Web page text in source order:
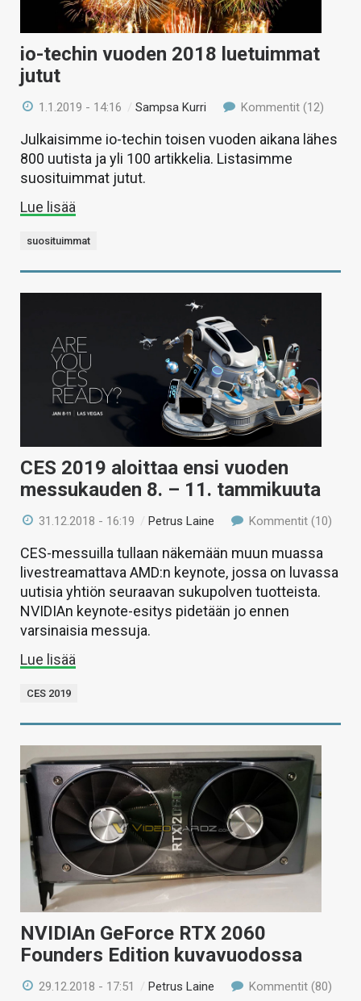
io-techin vuoden 2018 luetuimmat
jutut
1.1.2019 - 14:16 /Sampsa Kurri Kommentit (12)
Julkaisimme io-techin toisen vuoden aikana lähes
800 uutista ja yli 100 artikkelia. Listasimme
suosituimmat jutut.
Lue lisää
suosituimmat
CES 2019 aloittaa ensi vuoden
messukauden 8. – 11. tammikuuta
31.12.2018 - 16:19 /Petrus Laine Kommentit (10)
CES-messuilla tullaan näkemään muun muassa
livestreamattava AMD:n keynote, jossa on luvassa
uutisia yhtiön seuraavan sukupolven tuotteista.
NVIDIAn keynote-esitys pidetään jo ennen
varsinaisia messuja.
Lue lisää
CES 2019
NVIDIAn GeForce RTX 2060
Founders Edition kuvavuodossa
29.12.2018 - 17:51 /Petrus Laine Kommentit (80)